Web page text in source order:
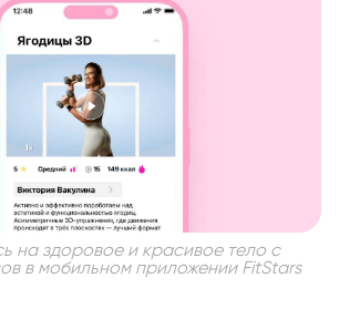
на здоровое и красивое тело с
в мобильном приложении FitStars